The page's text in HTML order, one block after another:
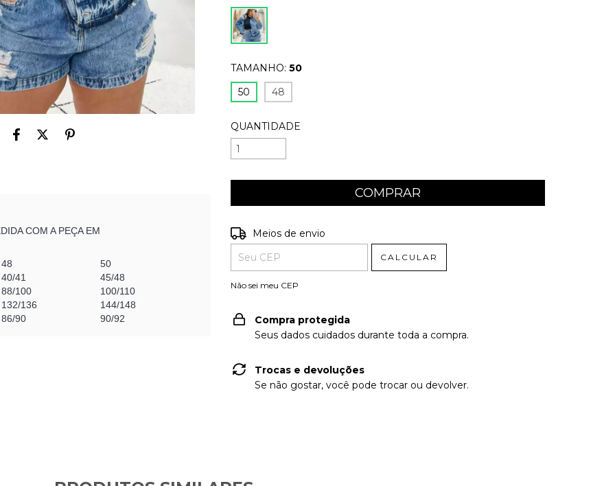
COM A PEÇA EM
48
50
40/41
45/48
88/100
100/110
132/136
144/148
86/90
90/92
TAMANHO: 50
50
48
QUANTIDADE
Entregas para o CEP:
Meios de envio
CALCULAR
Não sei meu CEP
Compra protegida
Seus dados cuidados durante toda a compra.
Trocas e devoluções
Se não gostar, você pode trocar ou devolver.